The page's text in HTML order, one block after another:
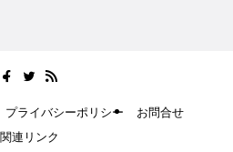
プライバシーポリシー
お問合せ
関連リンク